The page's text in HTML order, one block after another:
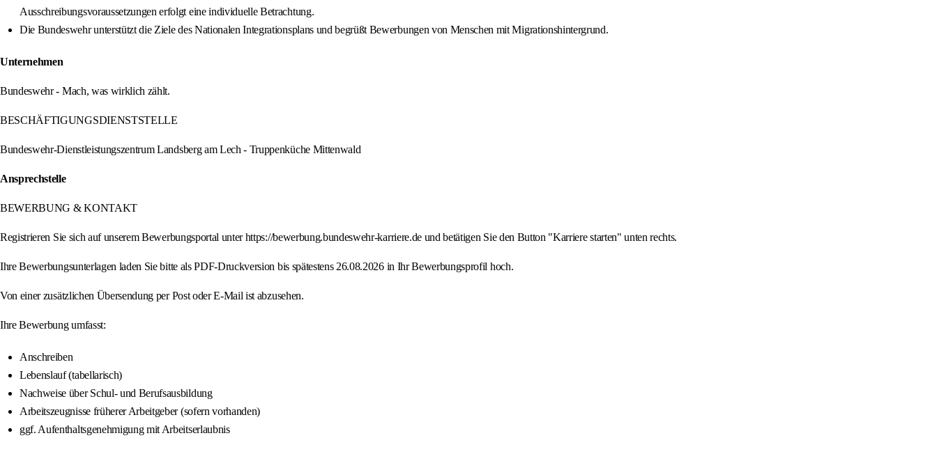
Ausschreibungsvoraussetzungen erfolgt eine individuelle Betrachtung.
Die Bundeswehr unterstützt die Ziele des Nationalen Integrationsplans und begrüßt Bewerbungen von Menschen mit Migrationshintergrund.
Unternehmen
Bundeswehr - Mach, was wirklich zählt.
BESCHÄFTIGUNGSDIENSTSTELLE
Bundeswehr-Dienstleistungszentrum Landsberg am Lech - Truppenküche Mittenwald
Ansprechstelle
BEWERBUNG & KONTAKT
Registrieren Sie sich auf unserem Bewerbungsportal unter https://bewerbung.bundeswehr-karriere.de und betätigen Sie den Button "Karriere starten" unten rechts.
Ihre Bewerbungsunterlagen laden Sie bitte als PDF-Druckversion bis spätestens 26.08.2026 in Ihr Bewerbungsprofil hoch.
Von einer zusätzlichen Übersendung per Post oder E-Mail ist abzusehen.
Ihre Bewerbung umfasst:
Anschreiben
Lebenslauf (tabellarisch)
Nachweise über Schul- und Berufsausbildung
Arbeitszeugnisse früherer Arbeitgeber (sofern vorhanden)
ggf. Aufenthaltsgenehmigung mit Arbeitserlaubnis